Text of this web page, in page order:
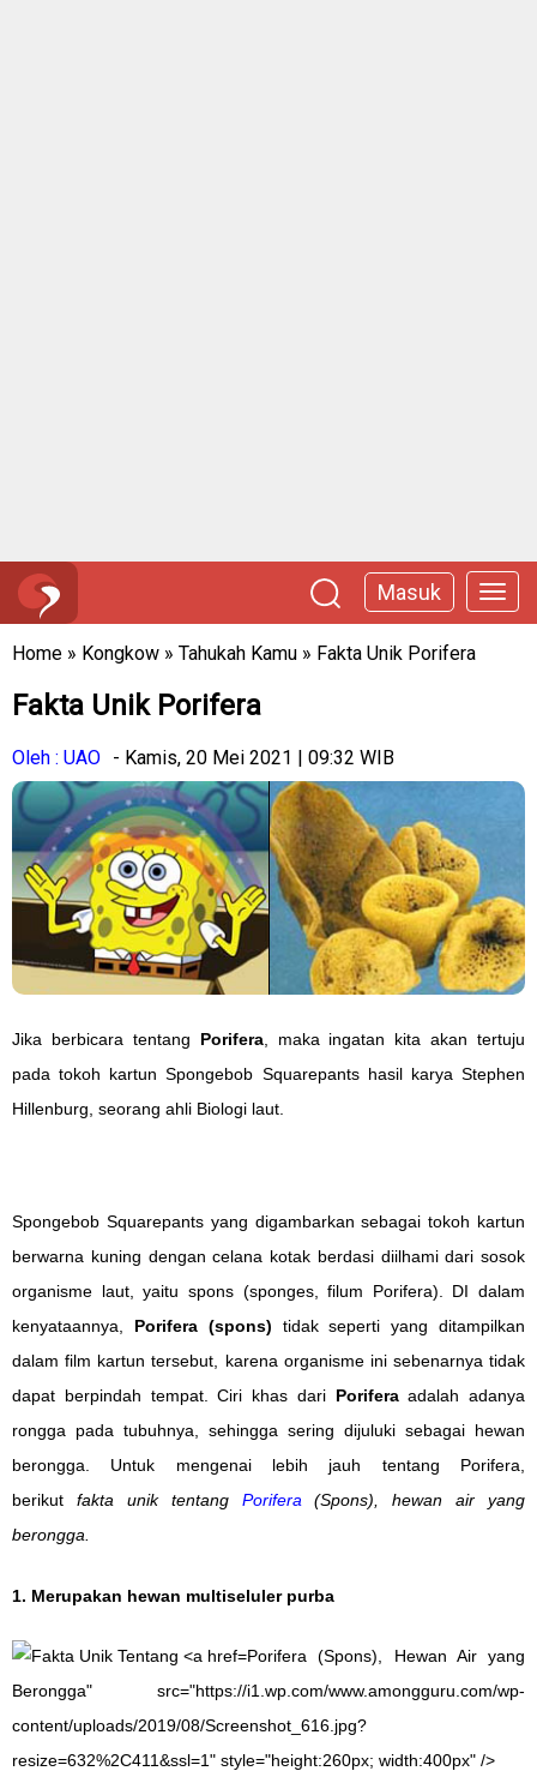
Masuk
Home » Kongkow » Tahukah Kamu » Fakta Unik Porifera
Fakta Unik Porifera
Oleh : UAO - Kamis, 20 Mei 2021 | 09:32 WIB
Jika berbicara tentang Porifera, maka ingatan kita akan tertuju
pada tokoh kartun Spongebob Squarepants hasil karya Stephen
Hillenburg, seorang ahli Biologi laut.
Spongebob Squarepants yang digambarkan sebagai tokoh kartun
berwarna kuning dengan celana kotak berdasi diilhami dari sosok
organisme laut, yaitu spons (sponges, filum Porifera). DI dalam
kenyataannya, Porifera (spons) tidak seperti yang ditampilkan
dalam film kartun tersebut, karena organisme ini sebenarnya tidak
dapat berpindah tempat. Ciri khas dari Poriferaadalah adanya
rongga pada tubuhnya, sehingga sering dijuluki sebagai hewan
berongga. Untuk mengenai lebih jauh tentang Porifera,
berikut fakta unik tentang Porifera (Spons), hewan air yang
berongga.
1. Merupakan hewan multiseluler purba
Porifera (Spons), Hewan Air yang
Berongga" src="https://i1.wp.com/www.amongguru.com/wp-
content/uploads/2019/08/Screenshot_616.jpg?
resize=632%2C411&ssl=1" style="height:260px; width:400px" />